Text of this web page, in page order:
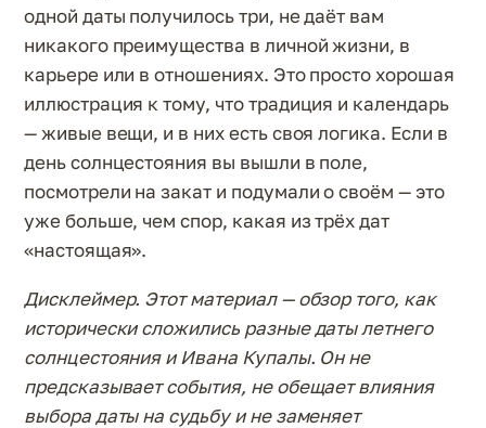
одной даты получилось три, не даёт вам
никакого преимущества в личной жизни, в
карьере или в отношениях. Это просто хорошая
иллюстрация к тому, что традиция и календарь
— живые вещи, и в них есть своя логика. Если в
день солнцестояния вы вышли в поле,
посмотрели на закат и подумали о своём — это
уже больше, чем спор, какая из трёх дат
«настоящая».
Дисклеймер. Этот материал — обзор того, как
исторически сложились разные даты летнего
солнцестояния и Ивана Купалы. Он не
предсказывает события, не обещает влияния
выбора даты на судьбу и не заменяет